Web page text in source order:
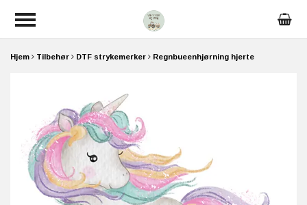
Hjem Tilbehør DTF strykemerker Regnbueenhjørning hjerte